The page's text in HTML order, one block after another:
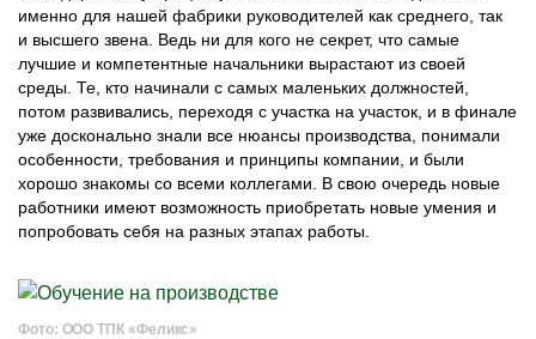
именно для нашей фабрики руководителей как среднего, так
и высшего звена. Ведь ни для кого не секрет, что самые
лучшие и компетентные начальники вырастают из своей
среды. Те, кто начинали с самых маленьких должностей,
потом развивались, переходя с участка на участок, и в финале
уже досконально знали все нюансы производства, понимали
особенности, требования и принципы компании, и были
хорошо знакомы со всеми коллегами. В свою очередь новые
работники имеют возможность приобретать новые умения и
попробовать себя на разных этапах работы.
Фото: ООО ТПК «Феликс»